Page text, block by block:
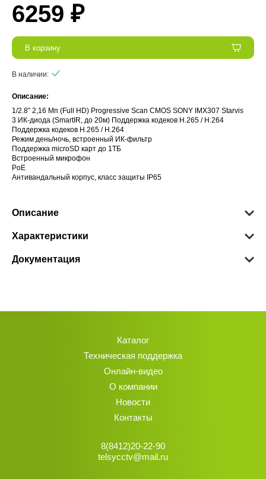
6259 ₽
В корзину
В наличии:
Описание:
1/2.8” 2,16 Мп (Full HD) Progressive Scan CMOS SONY IMX307 Starvis
3 ИК-диода (SmartIR, до 20м) Поддержка кодеков H.265 / H.264
Поддержка кодеков H.265 / H.264
Режим день/ночь, встроенный ИК-фильтр
Поддержка microSD карт до 1ТБ
Встроенный микрофон
PoE
Антивандальный корпус, класс защиты IР65
Описание
Характеристики
Документация
Каталог
Техническая поддержка
Онлайн-видео
О компании
Новости
Контакты
8(8412)20-22-90
telsycctv@mail.ru